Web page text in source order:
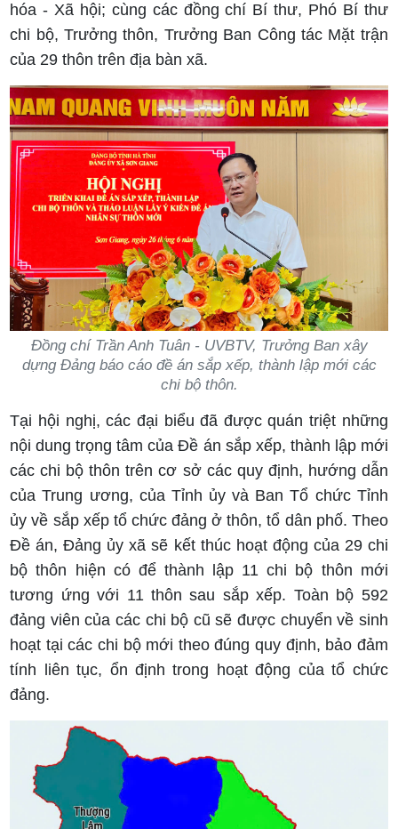
hóa - Xã hội; cùng các đồng chí Bí thư, Phó Bí thư
chi bộ, Trưởng thôn, Trưởng Ban Công tác Mặt trận
của 29 thôn trên địa bàn xã.
Đồng chí Trần Anh Tuân - UVBTV, Trưởng Ban xây
dựng Đảng báo cáo đề án sắp xếp, thành lập mới các
chi bộ thôn.
Tại hội nghị, các đại biểu đã được quán triệt những
nội dung trọng tâm của Đề án sắp xếp, thành lập mới
các chi bộ thôn trên cơ sở các quy định, hướng dẫn
của Trung ương, của Tỉnh ủy và Ban Tổ chức Tỉnh
ủy về sắp xếp tổ chức đảng ở thôn, tổ dân phố. Theo
Đề án, Đảng ủy xã sẽ kết thúc hoạt động của 29 chi
bộ thôn hiện có để thành lập 11 chi bộ thôn mới
tương ứng với 11 thôn sau sắp xếp. Toàn bộ 592
đảng viên của các chi bộ cũ sẽ được chuyển về sinh
hoạt tại các chi bộ mới theo đúng quy định, bảo đảm
tính liên tục, ổn định trong hoạt động của tổ chức
đảng.